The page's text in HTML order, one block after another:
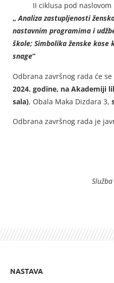
II ciklusa pod naslovom
„Analiza zastupljenosti
nastavnim programima i
škole; Simbolika ženske
snage“
Odbrana završnog rada će
2024. godine, na Akademiji
sala), Obala Maka Dizdara 3,
Odbrana završnog rada je
NASTAVA